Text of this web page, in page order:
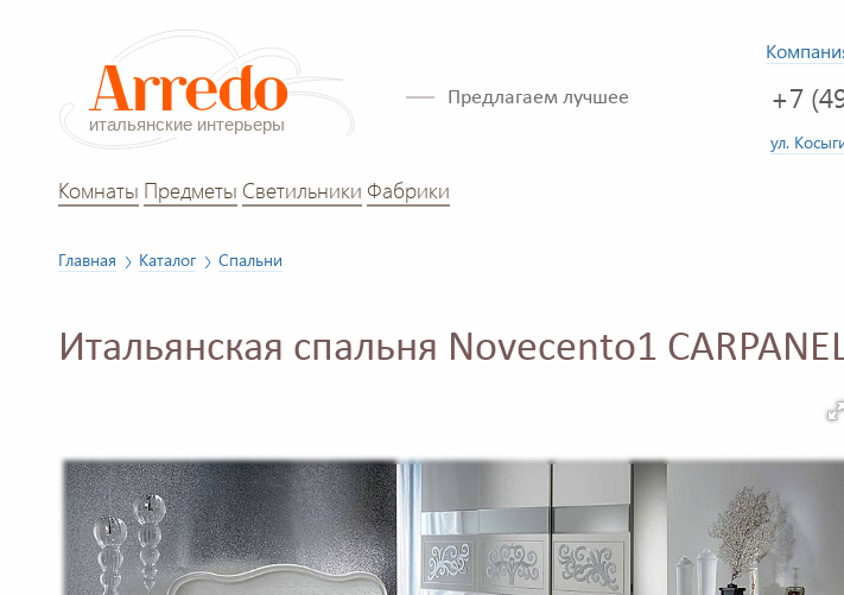
Предлагаем лучшее +7
ул.
Комнаты Предметы Светильники Фабрики
Главная Каталог Спальни
Итальянская спальня Novecento1